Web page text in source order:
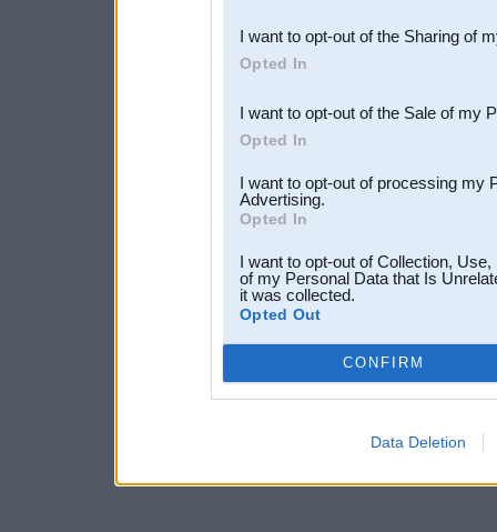
Downstream Participants
third parties.
I want to opt-out of the Sharing of
Opted In
I want to opt-out of the Sale of my
Opted In
I want to opt-out of processing my
Advertising.
Opted In
I want to opt-out of Collection,
of my Personal Data that Is
it was collected.
Opted Out
CONFIRM
Data Deletion